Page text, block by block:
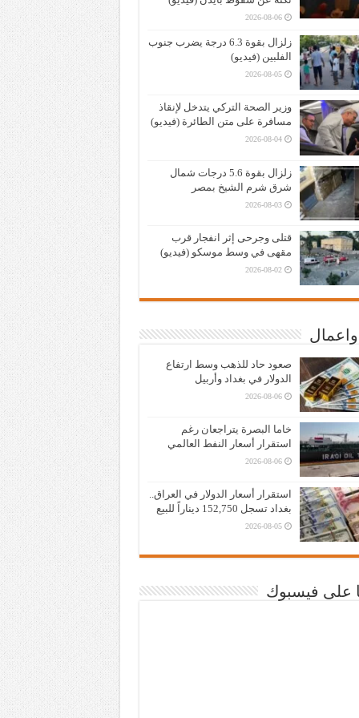
2026-08-06
زلزال بقوة 6.3 درجة يضرب جنوب
الفلبين (فيديو)
2026-08-05
وزير الصحة التركي يتدخل لإنقاذ
مسافرة على متن الطائرة (فيديو)
2026-08-04
زلزال بقوة 5.6 درجات شمال
شرق شرم الشيخ بمصر
2026-08-03
قتلى وجرحى إثر انفجار قرب
مقهى في وسط موسكو (فيديو)
2026-08-02
صعود حاد للذهب وسط ارتفاع
الدولار في بغداد وأربيل
2026-08-06
خاما البصرة يتراجعان رغم
استقرار أسعار النفط العالمي
2026-08-06
استقرار أسعار الدولار في العراق..
بغداد تسجل 152,750 ديناراً للبيع
2026-08-05
على فيسبوك